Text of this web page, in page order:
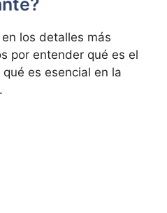
los detalles más
por entender qué es el
es esencial en la